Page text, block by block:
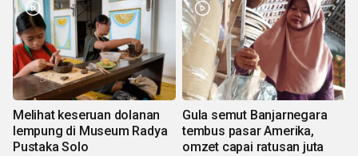
Melihat keseruan dolanan
lempung di Museum Radya
Pustaka Solo
Gula semut Banjarnegara
tembus pasar Amerika,
omzet capai ratusan juta